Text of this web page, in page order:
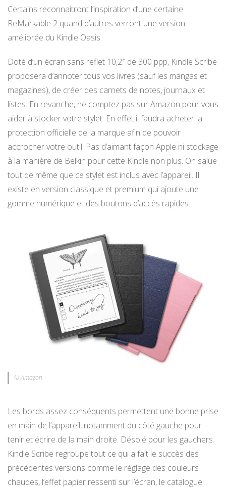
Certains reconnaitront l’inspiration d’une certaine
ReMarkable 2 quand d’autres verront une version
améliorée du Kindle Oasis.
Doté d’un écran sans reflet 10,2″ de 300 ppp, Kindle Scribe
proposera d’annoter tous vos livres (sauf les mangas et
magazines), de créer des carnets de notes, journaux et
listes. En revanche, ne comptez pas sur Amazon pour vous
aider à stocker votre stylet. En effet il faudra acheter la
protection officielle de la marque afin de pouvoir
accrocher votre outil. Pas d’aimant façon Apple ni stockage
à la manière de Belkin pour cette Kindle non plus. On salue
tout de même que ce stylet est inclus avec l’appareil. Il
existe en version classique et premium qui ajoute une
gomme numérique et des boutons d’accès rapides.
© Amazon
Les bords assez conséquents permettent une bonne prise
en main de l’appareil, notamment du côté gauche pour
tenir et écrire de la main droite. Désolé pour les gauchers.
Kindle Scribe regroupe tout ce qui a fait le succès des
précédentes versions comme le réglage des couleurs
chaudes, l’effet papier ressenti sur l’écran, le catalogue